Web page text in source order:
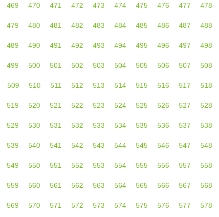
469 470 471 472 473 474 475 476 477 478
479 480 481 482 483 484 485 486 487 488
489 490 491 492 493 494 495 496 497 498
499 500 501 502 503 504 505 506 507 508
509 510 511 512 513 514 515 516 517 518
519 520 521 522 523 524 525 526 527 528
529 530 531 532 533 534 535 536 537 538
539 540 541 542 543 544 545 546 547 548
549 550 551 552 553 554 555 556 557 558
559 560 561 562 563 564 565 566 567 568
569 570 571 572 573 574 575 576 577 578